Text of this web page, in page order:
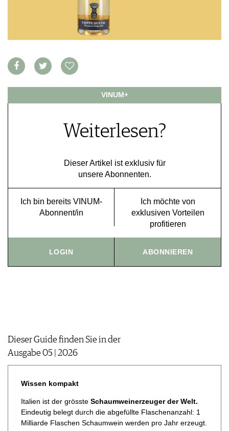
VIDEOS
BILDSTRECKEN
BÜCHER
WEINWIRTSCHAFT
ANMELDEN
NEWSLETTER
WINE TRADE CLUB
JOBS
VINUM+
Weiterlesen?
Dieser Artikel ist exklusiv für
unsere Abonnenten.
Ich bin bereits VINUM-
Abonnent/in
Ich möchte von
exklusiven Vorteilen
profitieren
LOGIN ABONNIEREN
Dieser Guide finden Sie in der
Ausgabe 05 | 2026
Wissen kompakt
Italien ist der grösste Schaumweinerzeuger der Welt.
Eindeutig belegt durch die abgefüllte Flaschenanzahl: 1
Milliarde Flaschen Schaumwein werden pro Jahr erzeugt.